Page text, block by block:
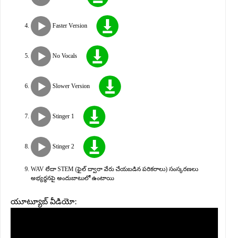
Faster Version
No Vocals
Slower Version
Stinger 1
Stinger 2
WAV లేదా STEM (ఫైల్ ద్వారా వేరు చేయబడిన పరికరాలు) సంస్కరణలు
అభ్యర్థనపై అందుబాటులో ఉంటాయి
యూట్యూబ్ వీడియో: